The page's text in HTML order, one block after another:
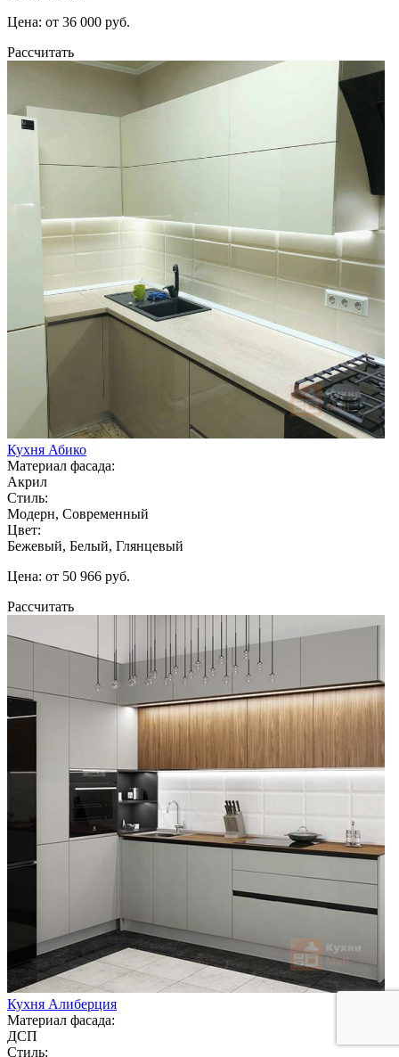
Цена: от 36 000 руб.
Рассчитать
Кухня Абико
Материал фасада:
Акрил
Стиль:
Модерн, Современный
Цвет:
Бежевый, Белый, Глянцевый
Цена: от 50 966 руб.
Рассчитать
Кухня Алиберция
Материал фасада:
ДСП
Стиль: